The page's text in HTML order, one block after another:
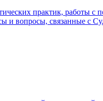
практик,
и вопросы, связанные с